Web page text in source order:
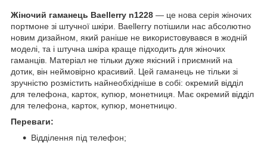
Жіночий гаманець Baellerry n1228 — це нова серія жіночих
портмоне зі штучної шкіри. Baellerry потішили нас абсолютно
новим дизайном, який раніше не використовувався в жодній
моделі, та і штучна шкіра краще підходить для жіночих
гаманців. Матеріал не тільки дуже якісний і приємний на
дотик, він неймовірно красивий. Цей гаманець не тільки зі
зручністю розмістить найнеобхідніше в собі: окремий відділ
для телефона, карток, купюр, монетниця. Має окремий відділ
для телефона, карток, купюр, монетницю.
Переваги:
Відділення під телефон;